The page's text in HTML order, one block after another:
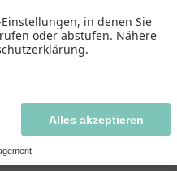
Aufzeichnung)